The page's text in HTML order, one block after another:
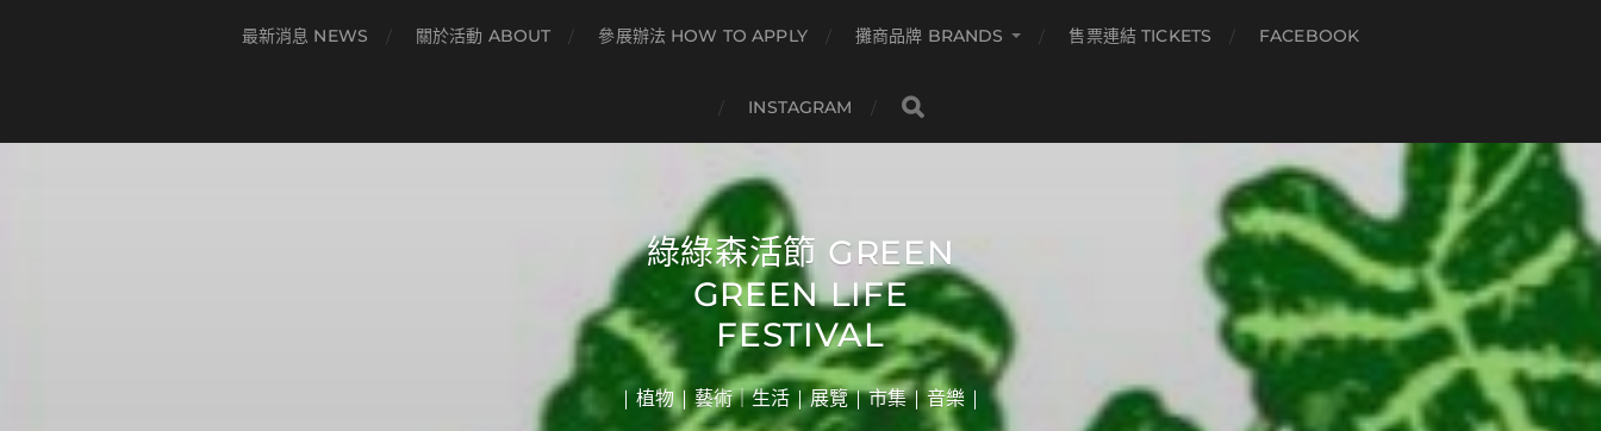
最新消息 NEWS 關於活動 ABOUT 參展辦法 HOW TO APPLY 攤商品牌 BRANDS 售票連結 TICKETS FACEBOOK
INSTAGRAM
綠綠森活節 GREEN
GREEN LIFE
FESTIVAL
| 植物 | 藝術｜生活 | 展覽 | 市集 | 音樂 |